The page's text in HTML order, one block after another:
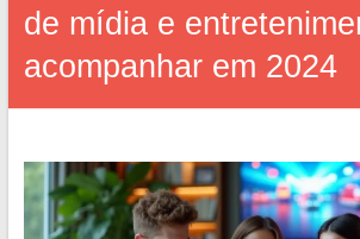
de mídia e
acompanhar em 2024